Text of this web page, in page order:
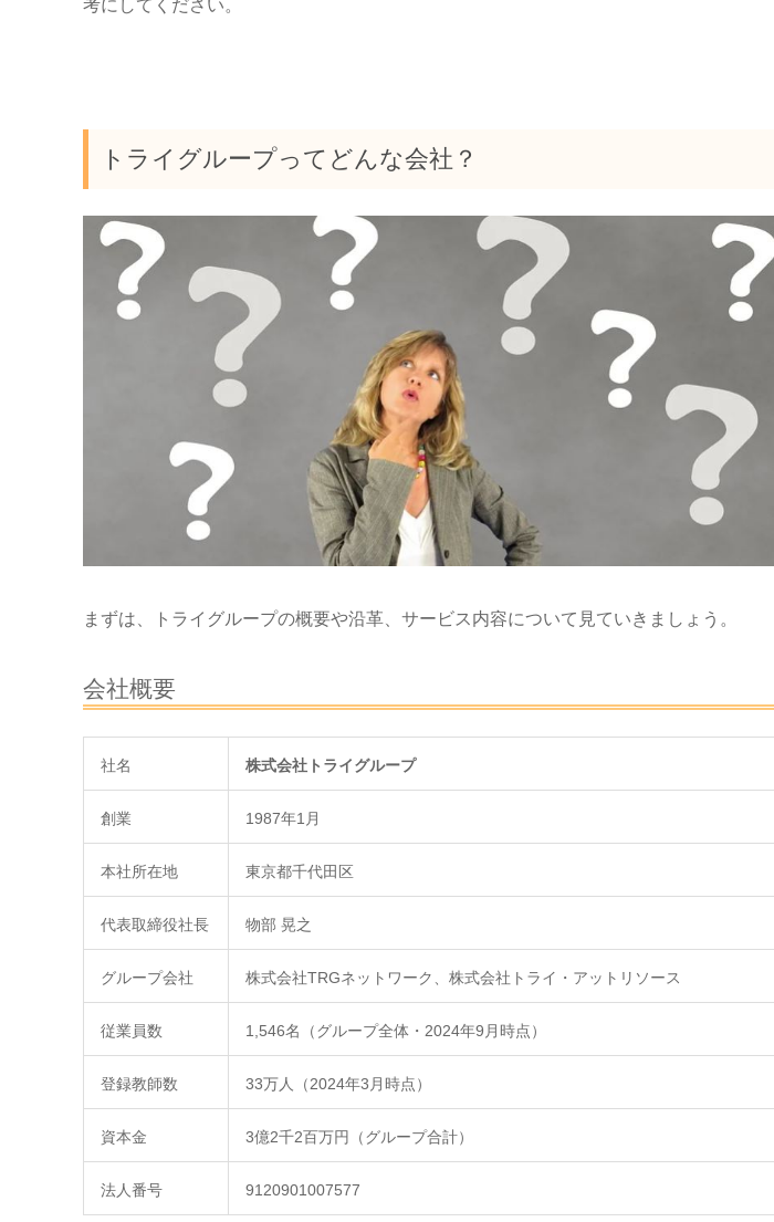
考にしてください。
トライグループってどんな会社？
まずは、トライグループの概要や沿革、サービス内容について見ていきましょう。
会社概要
社名 株式会社トライグループ
創業 1987年1月
本社所在地 東京都千代田区
代表取締役社長 物部 晃之
グループ会社 株式会社TRGネットワーク、株式会社トライ・アットリソース
従業員数 1,546名（グループ全体・2024年9月時点）
登録教師数 33万人（2024年3月時点）
資本金 3億2千2百万円（グループ合計）
法人番号 9120901007577